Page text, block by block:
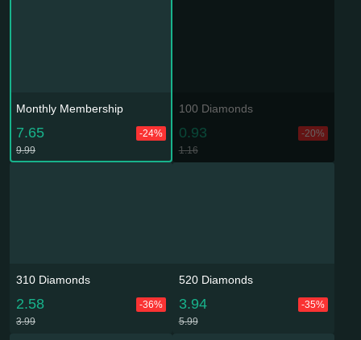
Monthly Membership
7.65
-24%
9.99
100 Diamonds
0.93
-20%
1.16
310 Diamonds
2.58
-36%
3.99
520 Diamonds
3.94
-35%
5.99